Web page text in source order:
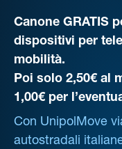
Canone GRATIS
dispositivi per
mobilità.
Poi solo 2,50€ al
1,00€ per
Con UnipolMove
autostradali